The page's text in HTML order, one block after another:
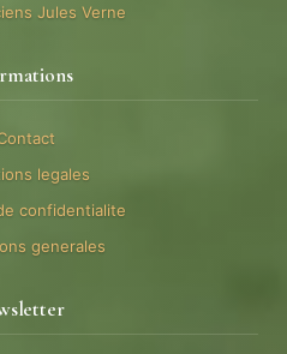
Jules Verne
legales
confidentialite
generales